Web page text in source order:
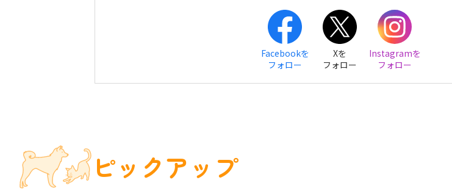
Facebookを
フォロー
Xを
フォロー
Instagramを
フォロー
ピックアップ